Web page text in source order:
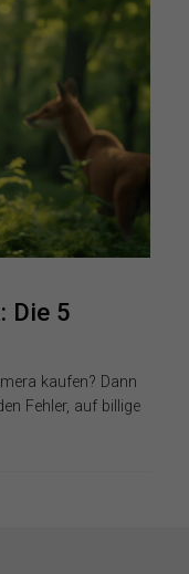
Die 5
kaufen? Dann
Fehler, auf billige